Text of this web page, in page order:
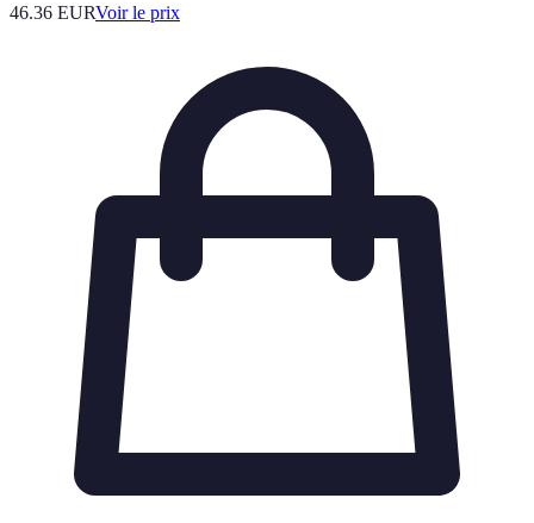
46.36 EURVoir le prix